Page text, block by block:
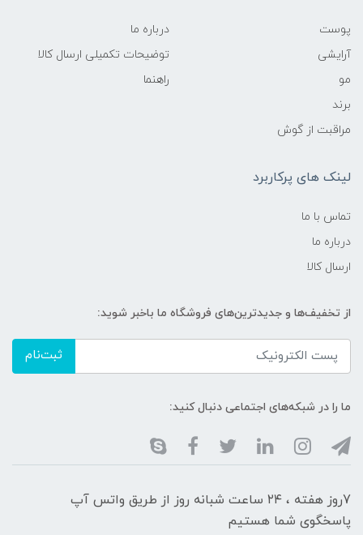
پوست
آرایشی
مو
برند
مراقبت از گوش
درباره ما
توضیحات تکمیلی ارسال کالا
راهنما
لینک های پرکاربرد
تماس با ما
درباره ما
ارسال کالا
از تخفیف‌ها و جدیدترین‌های فروشگاه ما باخبر شوید:
ثبت‌نام
ما را در شبکه‌های اجتماعی دنبال کنید:
7روز هفته ، ۲۴ ساعت شبانه‌ روز از طریق واتس آپ
پاسخگوی شما هستیم